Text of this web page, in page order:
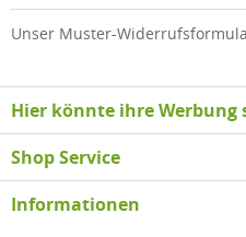
Unser Muster-
Hier könnte ihre Werbung
Shop Service
Informationen